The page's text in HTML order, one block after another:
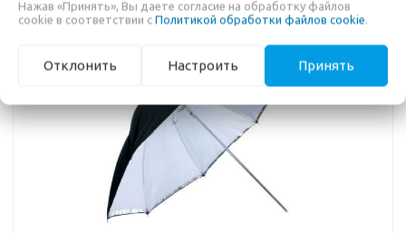
Нажав «Принять», Вы даете согласие на обработку файлов
cookie в соответствии с Политикой обработки файлов cookie.
Отклонить Настроить Принять